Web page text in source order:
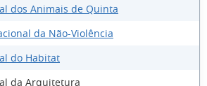
dos Animais de Quinta
da Não-Violência
do Habitat
da Arquitetura